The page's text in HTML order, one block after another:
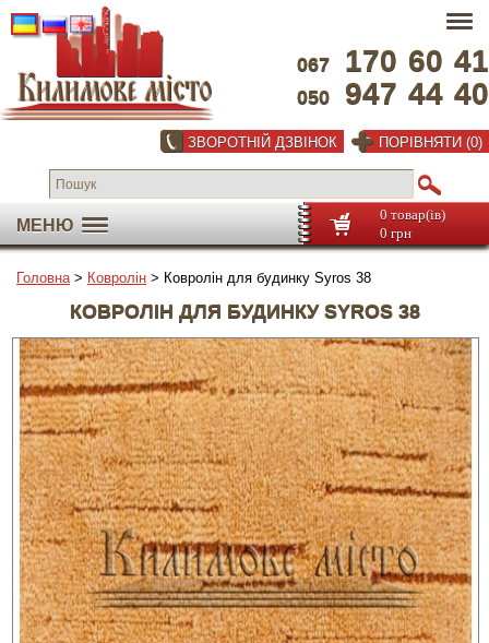
067 170 60 41
050 947 44 40
ЗВОРОТНІЙ ДЗВІНОК ПОРІВНЯТИ (0)
МЕНЮ
0 товар(ів)
0 грн
Головна> Ковролін > Ковролін для будинку Syros 38
КОВРОЛІН ДЛЯ БУДИНКУ SYROS 38
На весь екран